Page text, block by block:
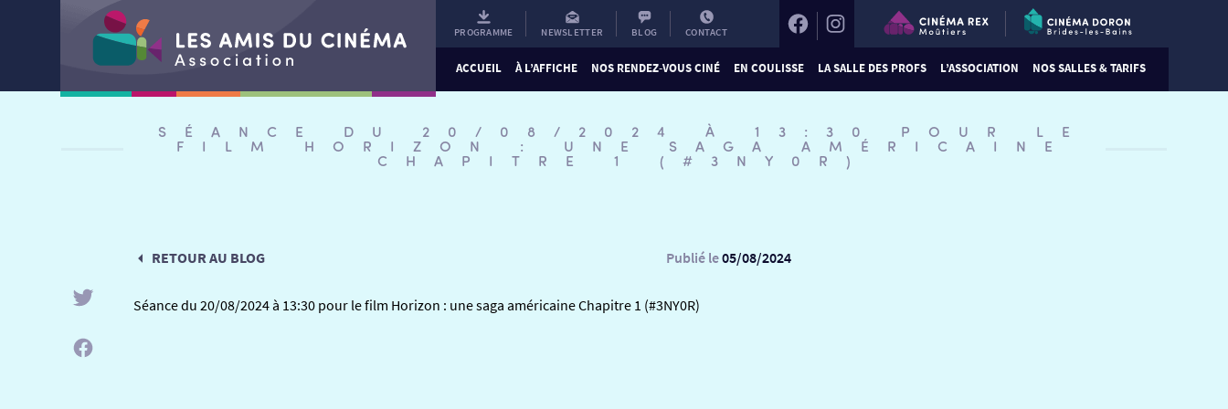
PROGRAMME NEWSLETTER BLOG CONTACT
ACCUEIL À L’AFFICHE NOS RENDEZ-VOUS CINÉ EN COULISSE LA SALLE DES PROFS L’ASSOCIATION NOS SALLES & TARIFS
SÉANCE DU 20/08/2024 À 13:30 POUR LE
FILM HORIZON : UNE SAGA AMÉRICAINE
CHAPITRE 1 (#3NY0R)
RETOUR AU BLOG Publié le05/08/2024
Séance du 20/08/2024 à 13:30 pour le film Horizon : une saga américaine Chapitre 1 (#3NY0R)